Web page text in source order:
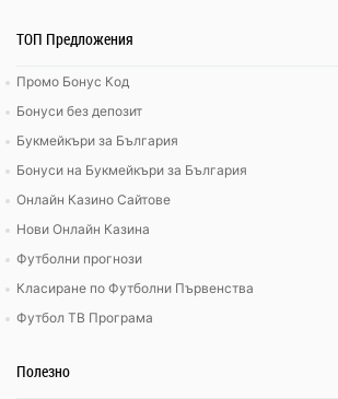
ТОП Предложения
Промо Бонус Код
Бонуси без депозит
Букмейкъри за България
Бонуси на Букмейкъри за България
Онлайн Казино Сайтове
Нови Онлайн Казина
Футболни прогнози
Класиране по Футболни Първенства
Футбол ТВ Програма
Полезно